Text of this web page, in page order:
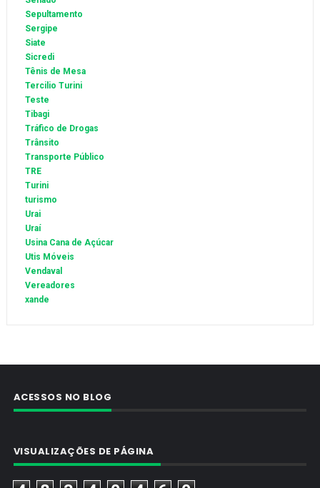
Sepultamento
Sergipe
Siate
Sicredi
Tênis de Mesa
Tercilio Turini
Teste
Tibagi
Tráfico de Drogas
Trânsito
Transporte Público
TRE
Turini
turismo
Urai
Uraí
Usina Cana de Açúcar
Utis Móveis
Vendaval
Vereadores
xande
ACESSOS NO BLOG
VISUALIZAÇÕES DE PÁGINA